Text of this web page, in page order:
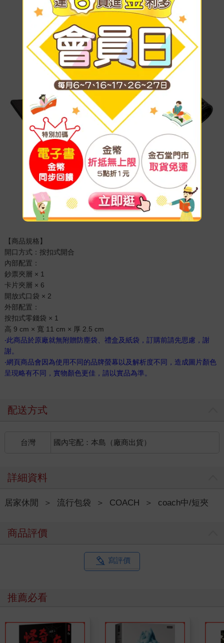
【商品規格】
開口方式：按扣式開合
內部配置：
鈔票夾層 × 1
卡片夾層 × 6
開放式口袋 × 2
外部配置：
按扣式零錢袋 × 1
高 9 cm × 寬 11 cm × 厚 2.5 cm
‧此商品於原廠就無附贈防塵袋、禮盒及紙袋，訂購前請先思慮，謝
謝。
‧網頁商品會因為使用不同的品牌螢幕以及解析度不同，造成圖片顏色
呈現略有不同，實物顏色更佳，請以實品為準。
配送方式
台灣 國內宅配：本島（廠商出貨）
詳細資料
居家休閒 ＞ 流行包袋 ＞ COACH ＞ coach中/短夾
商品評價
寫評價
推薦必看